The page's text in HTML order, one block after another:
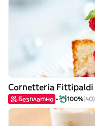
Cornetteria Fittipaldi
Безплатно 100%(40)